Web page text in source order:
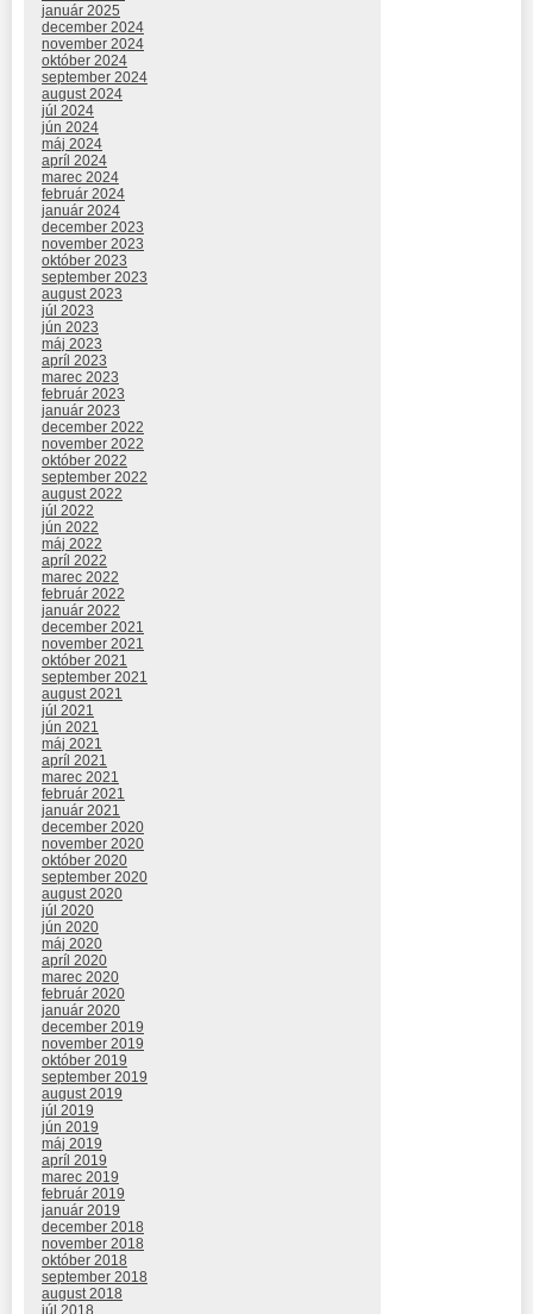
január 2025
december 2024
november 2024
október 2024
september 2024
august 2024
júl 2024
jún 2024
máj 2024
apríl 2024
marec 2024
február 2024
január 2024
december 2023
november 2023
október 2023
september 2023
august 2023
júl 2023
jún 2023
máj 2023
apríl 2023
marec 2023
február 2023
január 2023
december 2022
november 2022
október 2022
september 2022
august 2022
júl 2022
jún 2022
máj 2022
apríl 2022
marec 2022
február 2022
január 2022
december 2021
november 2021
október 2021
september 2021
august 2021
júl 2021
jún 2021
máj 2021
apríl 2021
marec 2021
február 2021
január 2021
december 2020
november 2020
október 2020
september 2020
august 2020
júl 2020
jún 2020
máj 2020
apríl 2020
marec 2020
február 2020
január 2020
december 2019
november 2019
október 2019
september 2019
august 2019
júl 2019
jún 2019
máj 2019
apríl 2019
marec 2019
február 2019
január 2019
december 2018
november 2018
október 2018
september 2018
august 2018
júl 2018